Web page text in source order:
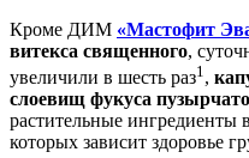
Кроме ДИМ «Мастофит
витекса священного,
увеличили в шесть раз1,
слоевищ фукуса
растительные ингредиенты
которых зависит здоровье